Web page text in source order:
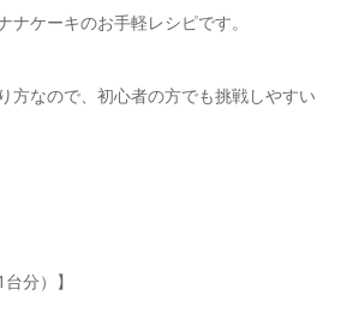
ナケーキのお手軽レシピです。
方なので、初心者の方でも挑戦しやすい
分）】